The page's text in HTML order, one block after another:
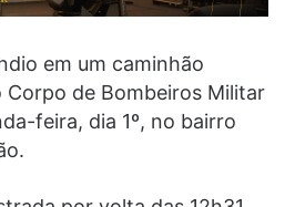
em um caminhão
Corpo de Bombeiros Militar
feira, dia 1º, no bairro